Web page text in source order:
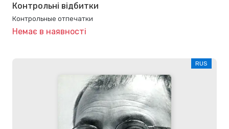
Контрольні відбитки
Контрольные отпечатки
Немає в наявності
RUS